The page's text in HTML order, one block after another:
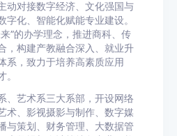
动对接数字经济、文化强国与
字化、智能化赋能专业建设。
”的办学理念，推进商科、传
，构建产教融合深入、就业升
系，致力于培养高素质应用
。
、艺术系三大系部，开设网络
术、影视摄影与制作、数字媒
与策划、财务管理、大数据管